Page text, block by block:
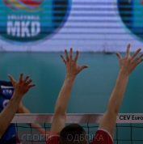
СПОРТ+ ОДБОЈКА